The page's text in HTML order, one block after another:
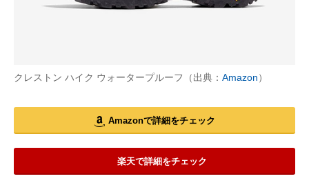
クレストン ハイク ウォータープルーフ（出典： Amazon）
Amazonで詳細をチェック
楽天で詳細をチェック